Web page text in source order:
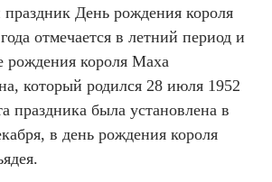
День рождения короля
отмечается в летний период и
рождения короля Маха
который родился 28 июля 1952
праздника была установлена в
в день рождения короля